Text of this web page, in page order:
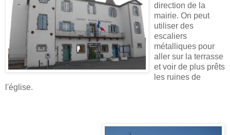
direction de la
mairie. On peut
utiliser des
escaliers
métalliques pour
aller sur la terrasse
et voir de plus prêts
les ruines de
l'église.